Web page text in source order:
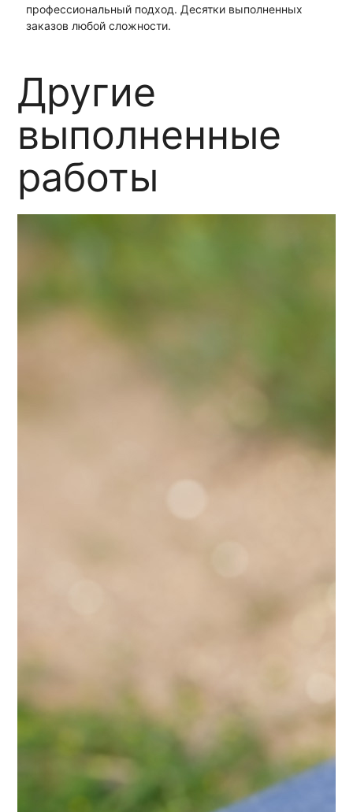
профессиональный подход. Десятки выполненных
заказов любой сложности.
Другие
выполненные
работы